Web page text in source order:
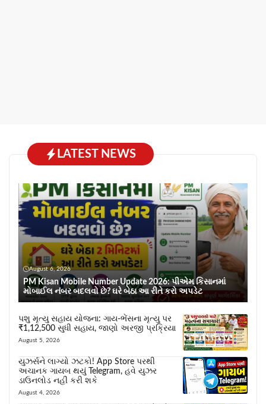
LATEST NEWS
August 6, 2026
PM Kisan Mobile Number Update 2026: પીએમ કિસાનમાં
મોબાઈલ નંબર બદલવો છે? ઘરે બેઠા આ રીતે કરો અપડેટ
પશુ મૃત્યુ સહાય યોજના: ગાય-ભેંસના મૃત્યુ પર
₹1,12,500 સુધી સહાય, જાણો અરજી પ્રક્રિયા
August 5, 2026
યુઝર્સને લાગ્યો ઝટકો! App Store પરથી
અચાનક ગાયબ થયું Telegram, હવે યુઝર
ડાઉનલોડ નહીં કરી શકે
August 4, 2026